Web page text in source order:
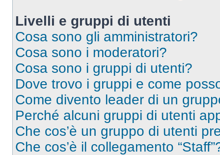
Livelli e gruppi di utenti
Cosa sono gli amministratori?
Cosa sono i moderatori?
Cosa sono i gruppi di utenti?
Dove trovo i gruppi e come
Come divento leader di un
Perché alcuni gruppi di utenti
Che cos’è un gruppo di utenti
Che cos’è il collegamento